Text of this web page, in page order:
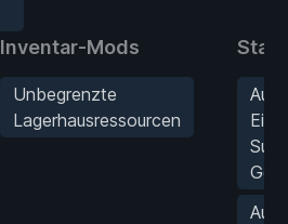
Inventar-Mods
Unbegrenzte
Lagerhausressourcen